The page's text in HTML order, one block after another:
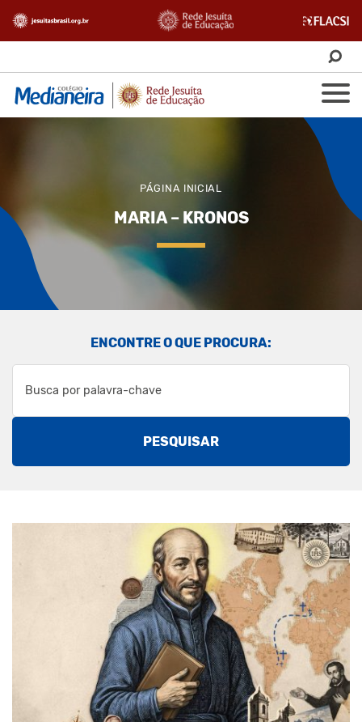
PÁGINA INICIAL
MARIA – KRONOS
ENCONTRE O QUE PROCURA:
PESQUISAR